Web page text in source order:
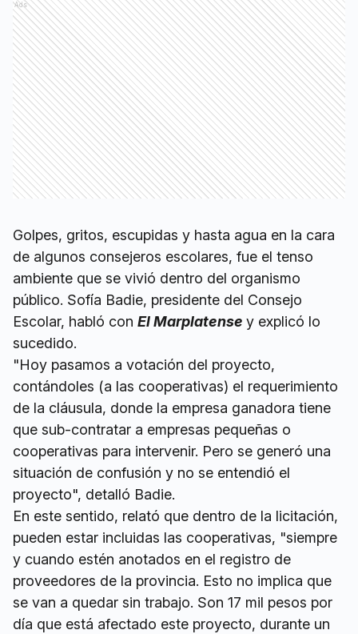
Ads
Golpes, gritos, escupidas y hasta agua en la cara
de algunos consejeros escolares, fue el tenso
ambiente que se vivió dentro del organismo
público. Sofía Badie, presidente del Consejo
Escolar, habló con El Marplatense y explicó lo
sucedido.
"Hoy pasamos a votación del proyecto,
contándoles (a las cooperativas) el requerimiento
de la cláusula, donde la empresa ganadora tiene
que sub-contratar a empresas pequeñas o
cooperativas para intervenir. Pero se generó una
situación de confusión y no se entendió el
proyecto", detalló Badie.
En este sentido, relató que dentro de la licitación,
pueden estar incluidas las cooperativas, "siempre
y cuando estén anotados en el registro de
proveedores de la provincia. Esto no implica que
se van a quedar sin trabajo. Son 17 mil pesos por
día que está afectado este proyecto, durante un